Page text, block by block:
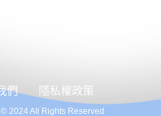
們 隱私權政策
2024 All Rights Reserved